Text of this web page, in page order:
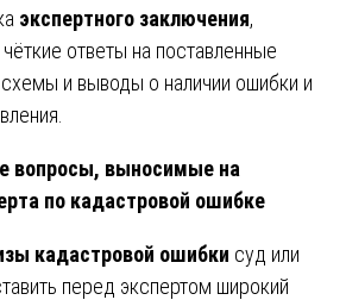
экспертного заключения,
ответы на поставленные
и выводы о наличии ошибки и
вопросы, выносимые на
по кадастровой ошибке
кадастровой ошибки суд или
перед экспертом широкий